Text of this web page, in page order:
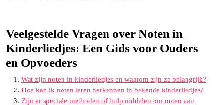
Veelgestelde Vragen over Noten in
Kinderliedjes: Een Gids voor Ouders
en Opvoeders
Wat zijn noten in kinderliedjes en waarom zijn ze belangrijk?
Hoe kan ik noten leren herkennen in bekende kinderliedjes?
Zijn er speciale methoden of hulpmiddelen om noten aan